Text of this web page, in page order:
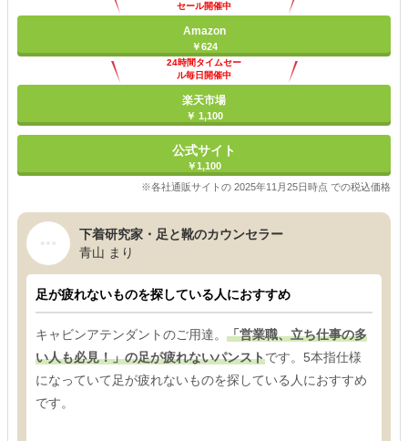
セール開催中
Amazon
￥624
24時間タイムセー
ル毎日開催中
楽天市場
￥ 1,100
公式サイト
￥1,100
※各社通販サイトの 2025年11月25日時点 での税込価格
下着研究家・足と靴のカウンセラー
青山 まり
足が疲れないものを探している人におすすめ
キャビンアテンダントのご用達。 「営業職、立ち仕事の多
い人も必見！」の足が疲れないパンストです。5本指仕様
になっていて足が疲れないものを探している人におすすめ
です。